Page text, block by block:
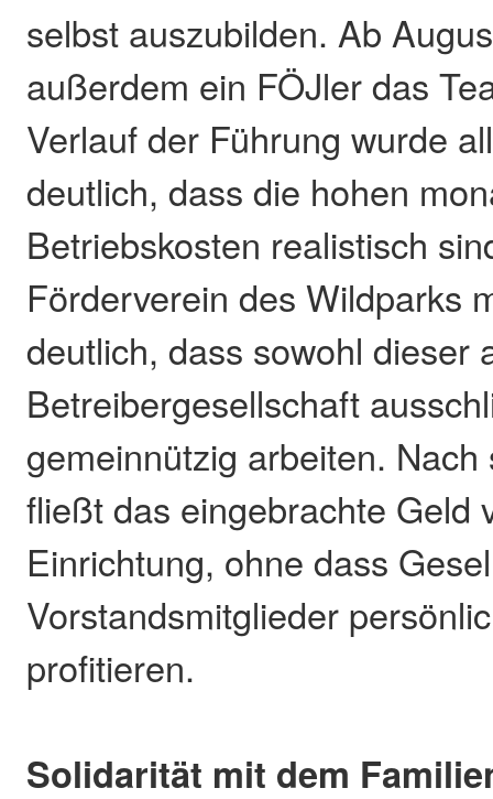
selbst auszubilden. Ab
außerdem ein FÖJler das
Verlauf der Führung wurde
deutlich, dass die hohen
Betriebskosten realistisch
Förderverein des Wildparks
deutlich, dass sowohl dieser
Betreibergesellschaft
gemeinnützig arbeiten.
fließt das eingebrachte Geld
Einrichtung, ohne dass
Vorstandsmitglieder
profitieren.
Solidarität mit dem